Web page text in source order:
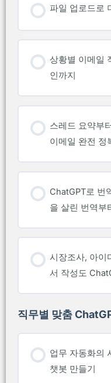
파일 업로드로
상황별 이메일
인까지
스레드 요약부
이메일 완전 정
ChatGPT로 번
을 살린 번역부
시장조사, 아이
서 작성도
직무별 맞춤
업무 자동화의
챗봇 만들기